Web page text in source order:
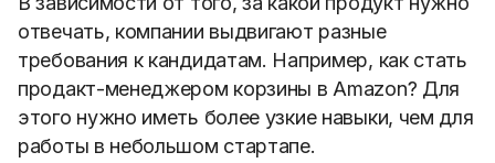
отвечать, компании выдвигают разные
требования к кандидатам. Например, как стать
продакт-менеджером корзины в Amazon? Для
этого нужно иметь более узкие навыки, чем для
работы в небольшом стартапе.